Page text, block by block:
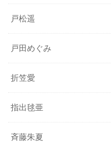
戸松遥
戸田めぐみ
折笠愛
指出毬亜
斉藤朱夏